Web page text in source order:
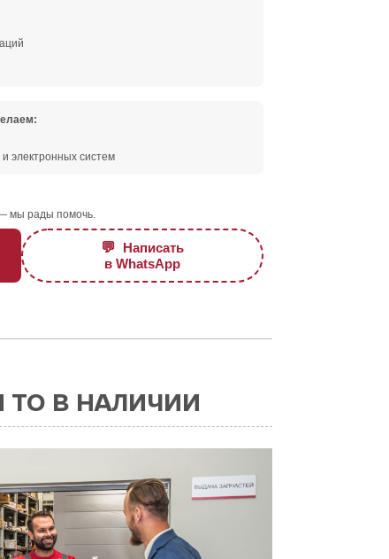
электронных систем
мы рады помочь.
💬 Написать
в WhatsApp
ТО В НАЛИЧИИ